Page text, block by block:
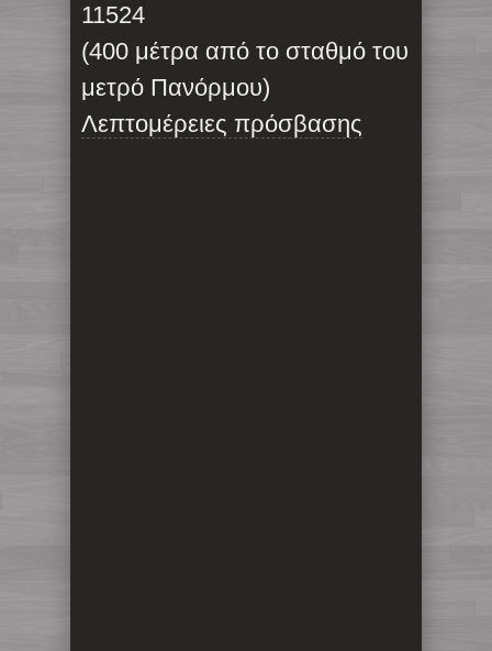
11524
(400 μέτρα από το σταθμό του
μετρό Πανόρμου)
Λεπτομέρειες πρόσβασης